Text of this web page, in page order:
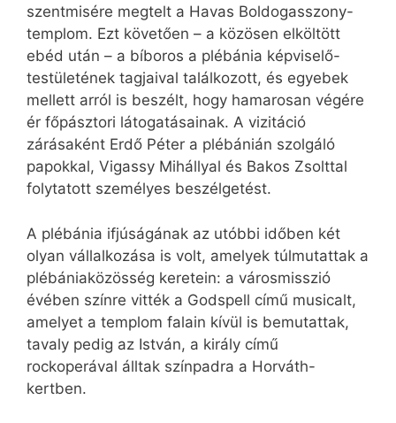
szentmisére megtelt a Havas Boldogasszony-
templom. Ezt követően – a közösen elköltött
ebéd után – a bíboros a plébánia képviselő-
testületének tagjaival találkozott, és egyebek
mellett arról is beszélt, hogy hamarosan végére
ér főpásztori látogatásainak. A vizitáció
zárásaként Erdő Péter a plébánián szolgáló
papokkal, Vigassy Mihállyal és Bakos Zsolttal
folytatott személyes beszélgetést.
A plébánia ifjúságának az utóbbi időben két
olyan vállalkozása is volt, amelyek túlmutattak a
plébániaközösség keretein: a városmisszió
évében színre vitték a Godspell című musicalt,
amelyet a templom falain kívül is bemutattak,
tavaly pedig az István, a király című
rockoperával álltak színpadra a Horváth-
kertben.